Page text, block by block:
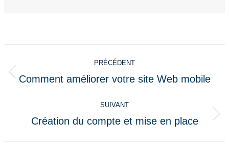
article
PRÉCÉDENT
Article
Comment améliorer votre site Web mobile
SUIVANT
Article
Création du compte et mise en place